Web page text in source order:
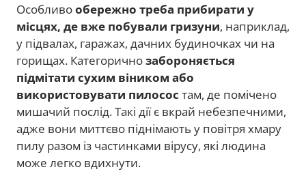
Особливообережно треба прибирати у
місцях, де вже побували гризуни, наприклад,
у підвалах, гаражах, дачних будиночках чи на
горищах. Категоричнозабороняється
підмітати сухим віником або
використовувати пилосос там, де помічено
мишачий послід. Такі дії є вкрай небезпечними,
адже вони миттєво піднімають у повітря хмару
пилу разом із частинками вірусу, які людина
може легко вдихнути.